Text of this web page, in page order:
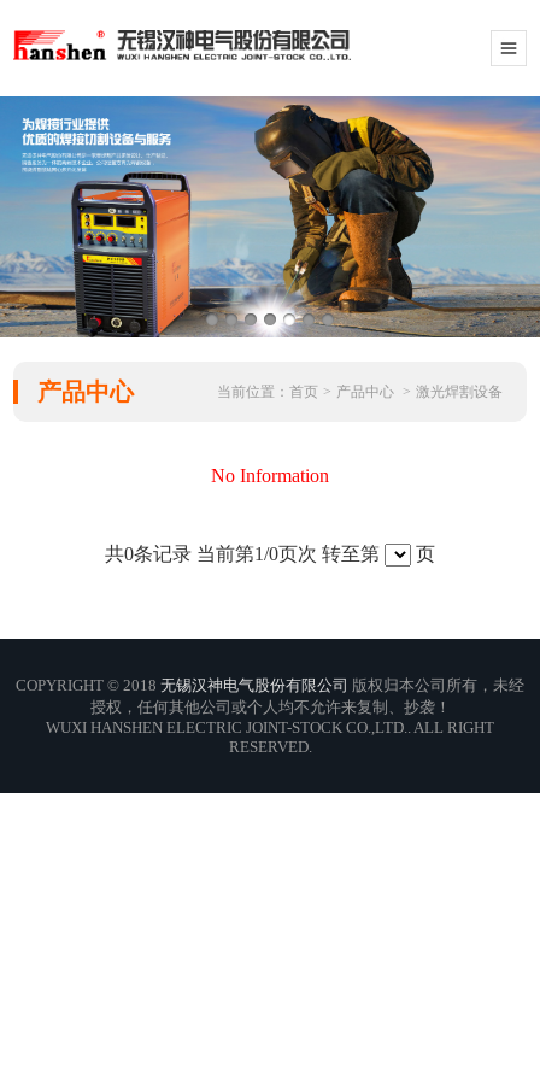
产品中心 当前位置： 首页 > 产品中心 > 激光焊割设备
No Information
共0条记录 当前第1/0页次 转至第 页
COPYRIGHT © 2018 无锡汉神电气股份有限公司 版权归本公司所有，未经
授权，任何其他公司或个人均不允许来复制、抄袭！
WUXI HANSHEN ELECTRIC JOINT-STOCK CO.,LTD.. ALL RIGHT
RESERVED.